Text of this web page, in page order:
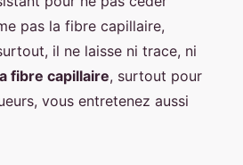
pas la fibre capillaire,
il ne laisse ni trace, ni
fibre capillaire, surtout pour
vous entretenez aussi